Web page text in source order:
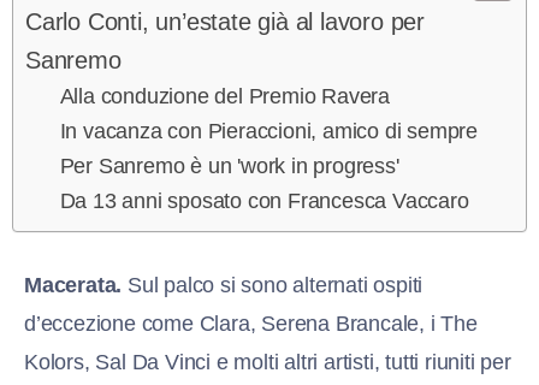
Carlo Conti, un’estate già al lavoro per
Sanremo
Alla conduzione del Premio Ravera
In vacanza con Pieraccioni, amico di sempre
Per Sanremo è un 'work in progress'
Da 13 anni sposato con Francesca Vaccaro
Macerata. Sul palco si sono alternati ospiti
d’eccezione come Clara, Serena Brancale, i The
Kolors, Sal Da Vinci e molti altri artisti, tutti riuniti per